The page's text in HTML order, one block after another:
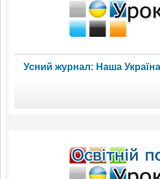
Усний журнал: Наша Україна